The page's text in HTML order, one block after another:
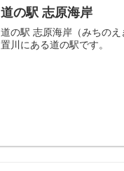
道の駅 志原海岸
道の駅 志原海岸（みちの
置川にある道の駅です。